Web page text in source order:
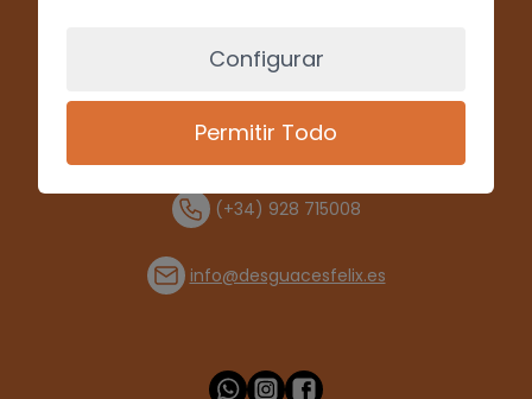
(+34) 928 715008
info@desguacesfelix.es
Configurar
Permitir Todo